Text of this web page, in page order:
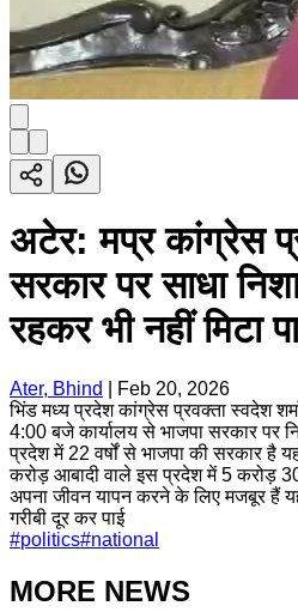
अटेर: मप्र कांग्रेस
सरकार पर साधा
रहकर भी नहीं मिटा
Ater, Bhind
Feb 20, 2026
भिंड मध्य प्रदेश कांग्रेस प्रवक्ता स्वदेश
4:00 बजे कार्यालय से भाजपा सरकार पर
प्रदेश में 22 वर्षों से भाजपा की सरकार है
करोड़ आबादी वाले इस प्रदेश में 5 करोड़
अपना जीवन यापन करने के लिए मजबूर हैं
गरीबी दूर कर पाई
#politics#national
MORE NEWS